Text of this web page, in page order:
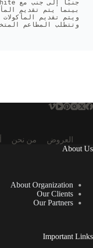
العروض من نحن
About Us
About Organization
Our Clients
Our Partners
Important Links